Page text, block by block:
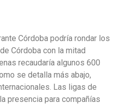
Córdoba podría rondar los
Córdoba con la mitad
recaudaría algunos 600
se detalla más abajo,
Las ligas de
presencia para compañías